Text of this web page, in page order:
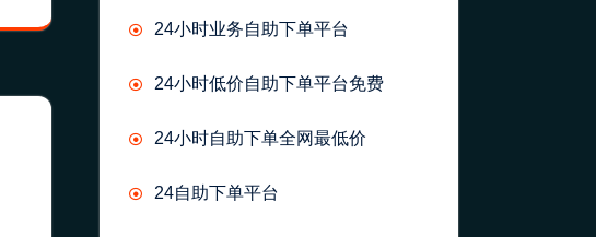
24小时业务自助下单平台
24小时低价自助下单平台免费
24小时自助下单全网最低价
24自助下单平台